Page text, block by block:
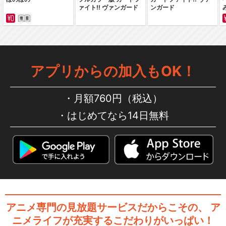
ァイト‼ ヴァンガード
ンガード
アプリからの加入もOK！
月額760円（税込）
はじめてなら14日無料
アニメ専門の見放題サービスだからこその、
ア
ニメライフが充実するこだわりがいっぱい！